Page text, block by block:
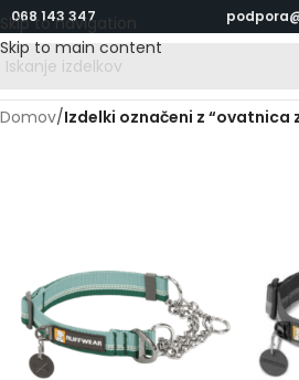
Skip to navigation
Skip to main content
068 143 347
Domov/Izdelki označeni z “ovatnica